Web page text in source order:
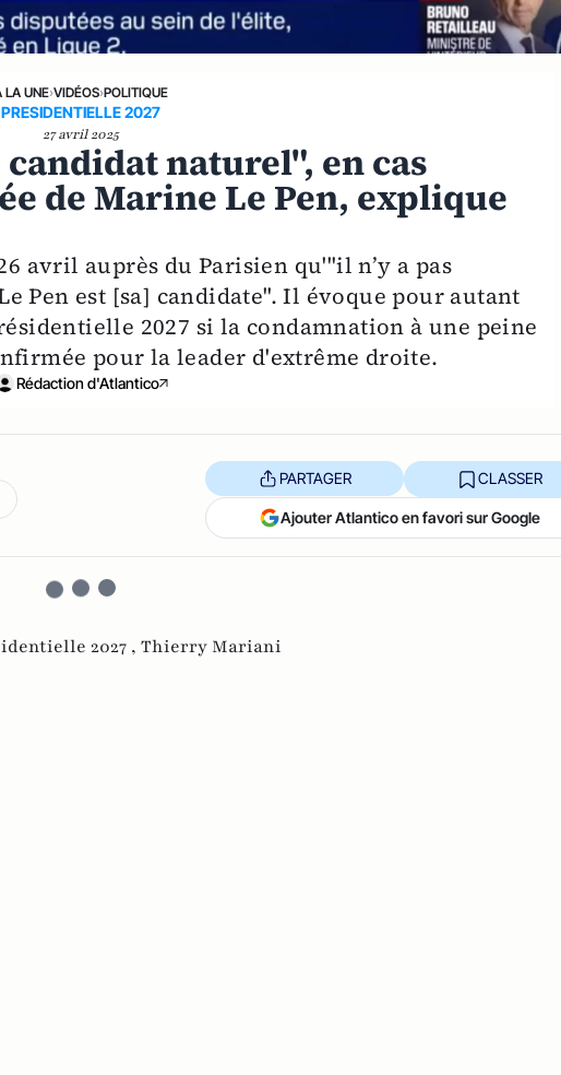
LA UNE›VIDÉOS›POLITIQUE
PRESIDENTIELLE 2027
27 avril 2025
naturel", en cas
de Marine Le Pen, explique
avril auprès du Parisien qu'"il n’y a pas
Pen est [sa] candidate". Il évoque pour autant
2027 si la condamnation à une peine
pour la leader d'extrême droite.
Rédaction d'Atlantico
PARTAGER CLASSER
Ajouter Atlantico en favori sur Google
2027 , Thierry Mariani